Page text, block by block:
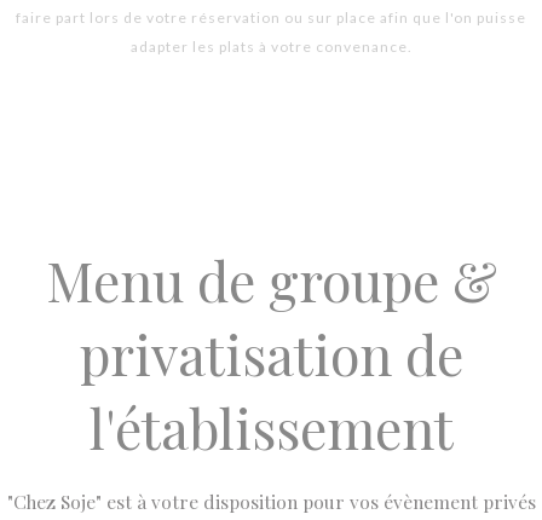
faire part lors de votre réservation ou sur place afin que l'on puisse
adapter les plats à votre convenance.
Menu de groupe &
privatisation de
l'établissement
"Chez Soje" est à votre disposition pour vos évènement privés